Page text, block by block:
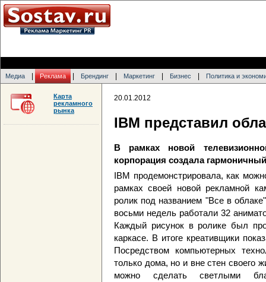
Медиа Реклама Брендинг Маркетинг Бизнес Политика и
20.01.2012
IBM представил
В рамках новой
корпорация создала
IBM продемонстрировала, как
рамках своей новой рекламной
ролик под названием "Все в
восьми недель работали 32
Каждый рисунок в ролике был
каркасе. В итоге креативщики
Посредством компьютерных
только дома, но и вне стен
можно сделать светлыми
Карта
рекламного
рынка